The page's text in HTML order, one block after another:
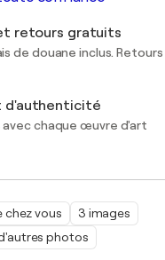
chez vous
3 images
photos
retours gratuits
de douane inclus.
avec chaque œuvre d'art